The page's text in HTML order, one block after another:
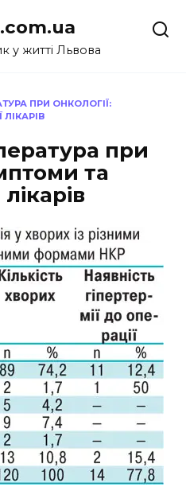
у житті Львова
ПРИ ОНКОЛОГІЇ:
при
та